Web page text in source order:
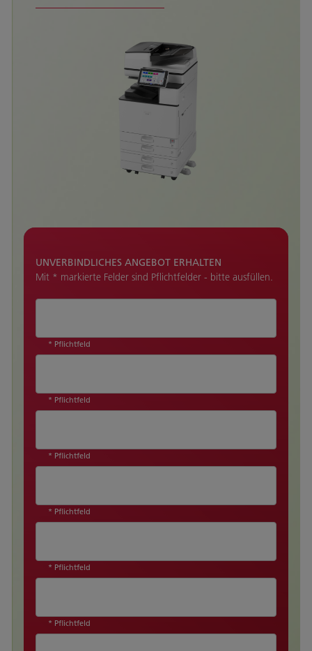
UNVERBINDLICHES ANGEBOT ERHALTEN
Mit * markierte Felder sind Pflichtfelder - bitte ausfüllen.
* Pflichtfeld
* Pflichtfeld
* Pflichtfeld
* Pflichtfeld
* Pflichtfeld
* Pflichtfeld